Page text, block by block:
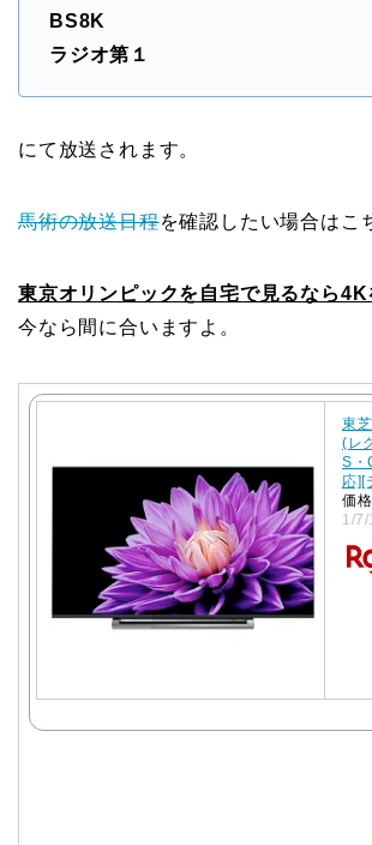
BS8K
ラジオ第１
にて放送されます。
馬術の放送日程を確認したい場合はこ
東京オリンピックを自宅で見るなら4K
今なら間に合いますよ。
東
(レ
S・
応][
価
1/7/